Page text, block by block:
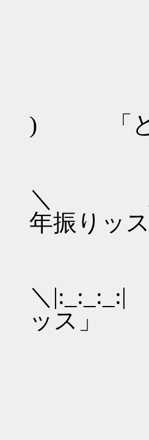
|: :＼
| : ／⌒
|:/ ´
) 「ど
〈_／
/￣央
＼ AAス
年振りッス
/￣￣
「
＼
ッス」
____/|